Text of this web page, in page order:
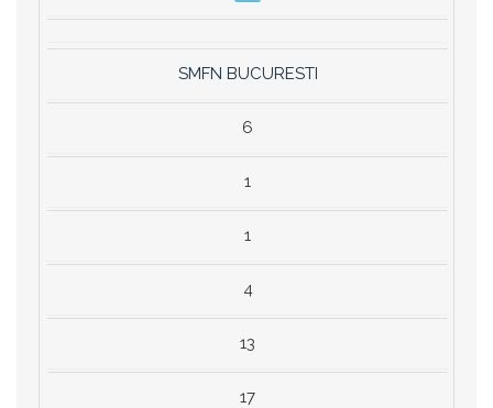
SMFN BUCURESTI
6
1
1
4
13
17